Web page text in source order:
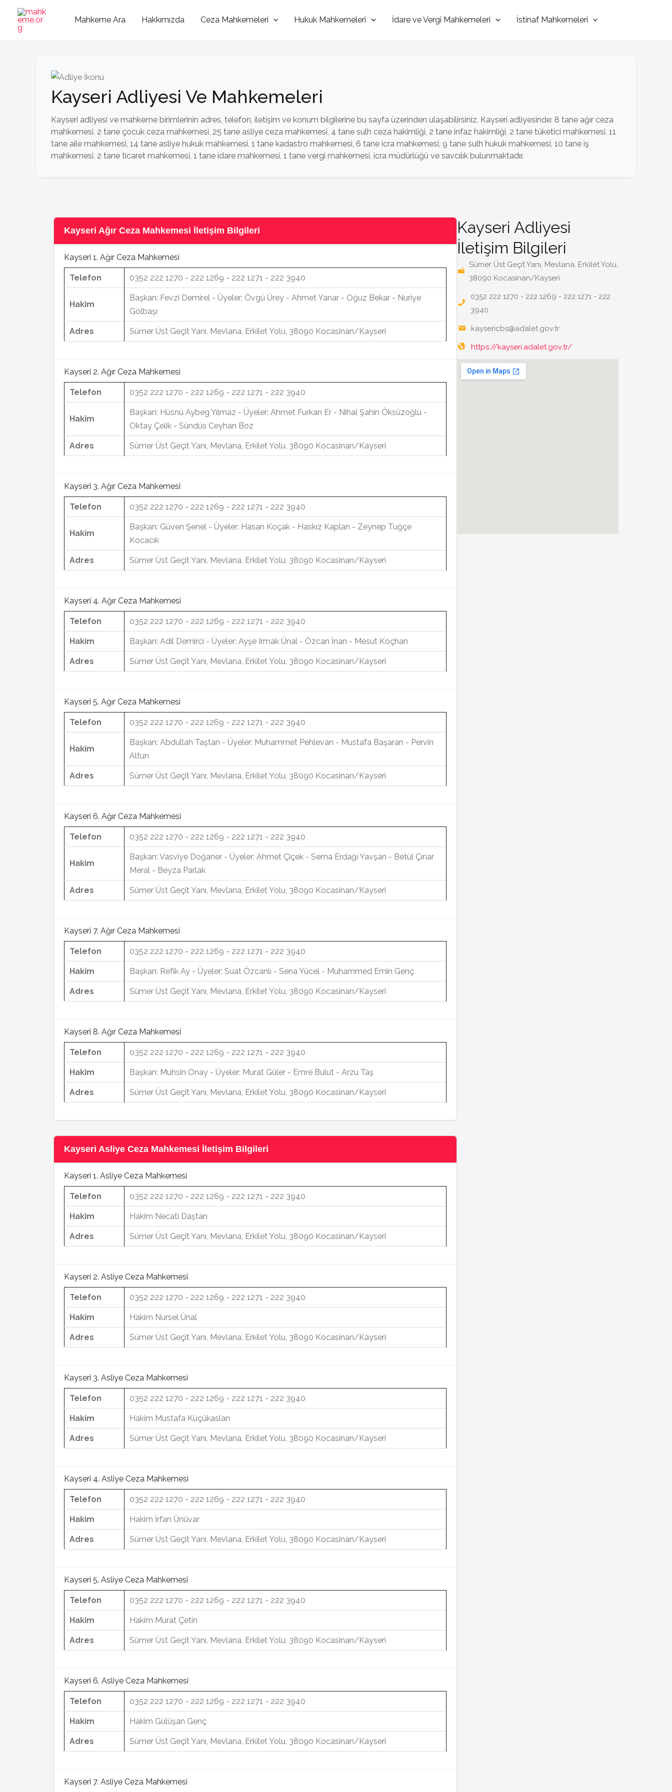
İçeriğe
Mahkeme Ara Hakkımızda Ceza Mahkemeleri Hukuk Mahkemeleri İdare ve Vergi Mahkemeleri İstinaf Mahkemeleri
Kayseri Adliyesi Ve Mahkemeleri
Kayseri adliyesi ve mahkeme birimlerinin adres, telefon, iletişim ve konum bilgilerine bu sayfa üzerinden ulaşabilirsiniz. Kayseri adliyesinde: 8 tane ağır ceza
mahkemesi, 2 tane çocuk ceza mahkemesi, 25 tane asliye ceza mahkemesi, 4 tane sulh ceza hakimliği, 2 tane infaz hakimliği, 2 tane tüketici mahkemesi, 11
tane aile mahkemesi, 14 tane asliye hukuk mahkemesi, 1 tane kadastro mahkemesi, 6 tane icra mahkemesi, 9 tane sulh hukuk mahkemesi, 10 tane iş
mahkemesi, 2 tane ticaret mahkemesi, 1 tane idare mahkemesi, 1 tane vergi mahkemesi, icra müdürlüğü ve savcılık bulunmaktadır.
Kayseri Ağır Ceza Mahkemesi İletişim Bilgileri
Kayseri 1. Ağır Ceza Mahkemesi
Telefon 0352 222 1270 - 222 1269 - 222 1271 - 222 3940
Hakim
Başkan: Fevzi Demirel - Üyeler: Övgü Ürey - Ahmet Yanar - Oğuz Bekar - Nuriye
Gölbaşı
Adres Sümer Üst Geçit Yanı, Mevlana, Erkilet Yolu, 38090 Kocasinan/Kayseri
Kayseri 2. Ağır Ceza Mahkemesi
Telefon 0352 222 1270 - 222 1269 - 222 1271 - 222 3940
Hakim
Başkan: Hüsnü Aybeg Yılmaz - Üyeler: Ahmet Furkan Er - Nihal Şahin Öksüzoğlu -
Oktay Çelik - Sündüs Ceyhan Boz
Adres Sümer Üst Geçit Yanı, Mevlana, Erkilet Yolu, 38090 Kocasinan/Kayseri
Kayseri 3. Ağır Ceza Mahkemesi
Telefon 0352 222 1270 - 222 1269 - 222 1271 - 222 3940
Hakim
Başkan: Güven Şenel - Üyeler: Hasan Koçak - Haskız Kaplan - Zeynep Tuğçe
Kocacık
Adres Sümer Üst Geçit Yanı, Mevlana, Erkilet Yolu, 38090 Kocasinan/Kayseri
Kayseri 4. Ağır Ceza Mahkemesi
Telefon 0352 222 1270 - 222 1269 - 222 1271 - 222 3940
Hakim Başkan: Adil Demirci - Üyeler: Ayşe Irmak Ünal - Özcan İnan - Mesut Koçhan
Adres Sümer Üst Geçit Yanı, Mevlana, Erkilet Yolu, 38090 Kocasinan/Kayseri
Kayseri 5. Ağır Ceza Mahkemesi
Telefon 0352 222 1270 - 222 1269 - 222 1271 - 222 3940
Hakim
Başkan: Abdullah Taştan - Üyeler: Muhammet Pehlevan - Mustafa Başaran - Pervin
Altun
Adres Sümer Üst Geçit Yanı, Mevlana, Erkilet Yolu, 38090 Kocasinan/Kayseri
Kayseri 6. Ağır Ceza Mahkemesi
Telefon 0352 222 1270 - 222 1269 - 222 1271 - 222 3940
Hakim
Başkan: Vasviye Doğaner - Üyeler: Ahmet Çiçek - Sema Erdağı Yavşan - Betül Çınar
Meral - Beyza Parlak
Adres Sümer Üst Geçit Yanı, Mevlana, Erkilet Yolu, 38090 Kocasinan/Kayseri
Kayseri 7. Ağır Ceza Mahkemesi
Telefon 0352 222 1270 - 222 1269 - 222 1271 - 222 3940
Hakim Başkan: Refik Ay - Üyeler: Suat Özcanlı - Sena Yücel - Muhammed Emin Genç
Adres Sümer Üst Geçit Yanı, Mevlana, Erkilet Yolu, 38090 Kocasinan/Kayseri
Kayseri 8. Ağır Ceza Mahkemesi
Telefon 0352 222 1270 - 222 1269 - 222 1271 - 222 3940
Hakim Başkan: Muhsin Onay - Üyeler: Murat Güler - Emre Bulut - Arzu Taş
Adres Sümer Üst Geçit Yanı, Mevlana, Erkilet Yolu, 38090 Kocasinan/Kayseri
Kayseri Asliye Ceza Mahkemesi İletişim Bilgileri
Kayseri 1. Asliye Ceza Mahkemesi
Telefon 0352 222 1270 - 222 1269 - 222 1271 - 222 3940
Hakim Hakim Necati Daştan
Adres Sümer Üst Geçit Yanı, Mevlana, Erkilet Yolu, 38090 Kocasinan/Kayseri
Kayseri 2. Asliye Ceza Mahkemesi
Telefon 0352 222 1270 - 222 1269 - 222 1271 - 222 3940
Hakim Hakim Nursel Ünal
Adres Sümer Üst Geçit Yanı, Mevlana, Erkilet Yolu, 38090 Kocasinan/Kayseri
Kayseri 3. Asliye Ceza Mahkemesi
Telefon 0352 222 1270 - 222 1269 - 222 1271 - 222 3940
Hakim Hakim Mustafa Küçükaslan
Adres Sümer Üst Geçit Yanı, Mevlana, Erkilet Yolu, 38090 Kocasinan/Kayseri
Kayseri 4. Asliye Ceza Mahkemesi
Telefon 0352 222 1270 - 222 1269 - 222 1271 - 222 3940
Hakim Hakim İrfan Ünüvar
Adres Sümer Üst Geçit Yanı, Mevlana, Erkilet Yolu, 38090 Kocasinan/Kayseri
Kayseri 5. Asliye Ceza Mahkemesi
Telefon 0352 222 1270 - 222 1269 - 222 1271 - 222 3940
Hakim Hakim Murat Çetin
Adres Sümer Üst Geçit Yanı, Mevlana, Erkilet Yolu, 38090 Kocasinan/Kayseri
Kayseri 6. Asliye Ceza Mahkemesi
Telefon 0352 222 1270 - 222 1269 - 222 1271 - 222 3940
Hakim Hakim Gülüşan Genç
Adres Sümer Üst Geçit Yanı, Mevlana, Erkilet Yolu, 38090 Kocasinan/Kayseri
Kayseri 7. Asliye Ceza Mahkemesi
Kayseri Adliyesi
İletişim Bilgileri
Sümer Üst Geçit Yanı, Mevlana, Erkilet Yolu,
38090 Kocasinan/Kayseri
0352 222 1270 - 222 1269 - 222 1271 - 222
3940
kaysericbs@adalet.gov.tr
https://kayseri.adalet.gov.tr/